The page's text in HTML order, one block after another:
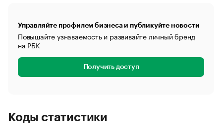
Управляйте профилем бизнеса и публикуйте новости
Повышайте узнаваемость и развивайте личный бренд
на РБК
Получить доступ
Коды статистики